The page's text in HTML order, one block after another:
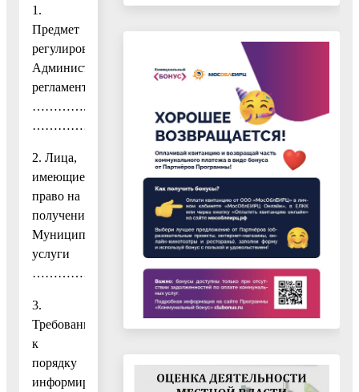
1.
Предмет
регулирования
Административного
регламента
…………..
……………………………….3
2. Лица,
имеющие
право на
получение
Муниципальной
услуги
……………………………………....3
3.
Требования
к
порядку
информирования